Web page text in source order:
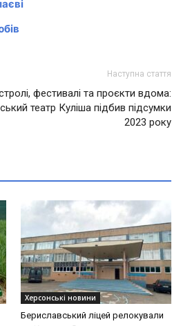
Наступна стаття
фестивалі та проєкти вдома:
театр Куліша підбив підсумки
2023 року
Херсонські новини
Бериславський ліцей релокували